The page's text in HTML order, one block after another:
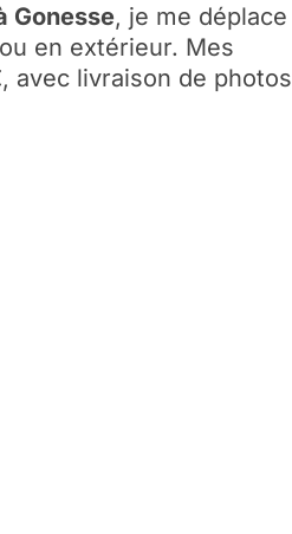
Gonesse, je me déplace
en extérieur. Mes
avec livraison de photos